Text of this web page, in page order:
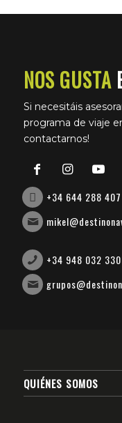
NOS GUSTA
Si necesitáis
programa de viaje
contactarnos!
+34 644 288 407
+34 948 032 330
QUIÉNES SOMOS